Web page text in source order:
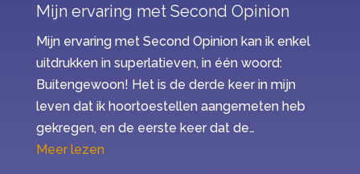
Mijn ervaring met Second Opinion
Mijn ervaring met Second Opinion kan ik enkel
uitdrukken in superlatieven, in één woord:
Buitengewoon! Het is de derde keer in mijn
leven dat ik hoortoestellen aangemeten heb
gekregen, en de eerste keer dat de…
Meer lezen“Mijn ervaring met Second Opinion”